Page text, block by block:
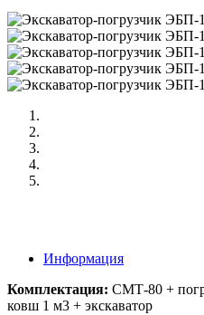
Информация
Комплектация: СМТ-80 +
ковш 1 м3 + экскаватор